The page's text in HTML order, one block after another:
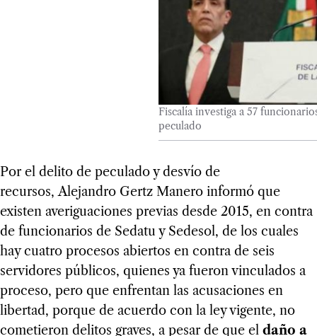
Fiscalía investiga a 57
peculado
Por el delito de peculado y desvío de
recursos, Alejandro Gertz Manero informó que
existen averiguaciones previas desde 2015, en contra
de funcionarios de Sedatu y Sedesol, de los cuales
hay cuatro procesos abiertos en contra de seis
servidores públicos, quienes ya fueron vinculados a
proceso, pero que enfrentan las acusaciones en
libertad, porque de acuerdo con la ley vigente, no
cometieron delitos graves, a pesar de que el daño a